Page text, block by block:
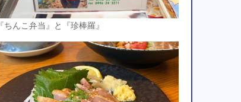
『ちんこ弁当』と『珍棒羅』